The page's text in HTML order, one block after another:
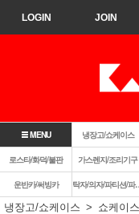
LOGIN JOIN
MENU 냉장고/쇼케이스
로스타/화덕/불판 가스렌지/조리기구
운반카/써빙카 탁자/의
냉장고/쇼케이스
쇼케이스